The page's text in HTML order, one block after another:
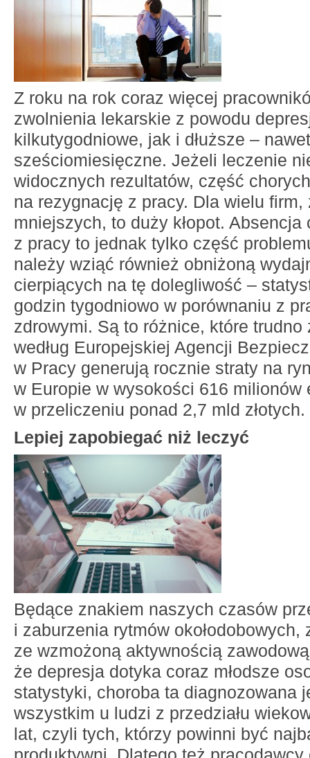
Z roku na rok coraz więcej
zwolnienia lekarskie z powodu
kilkutygodniowe, jak i dłuższe – nawet
sześciomiesięczne. Jeżeli leczenie
widocznych rezultatów, część
na rezygnację z pracy. Dla wielu firm,
mniejszych, to duży kłopot. Absencja
z pracy to jednak tylko część
należy wziąć również obniżoną
cierpiących na tę dolegliwość –
godzin tygodniowo w porównaniu z
zdrowymi. Są to różnice, które trudno
według Europejskiej Agencji
w Pracy generują rocznie straty na
w Europie w wysokości 616 milionów
w przeliczeniu ponad 2,7 mld złotych.
Lepiej zapobiegać niż leczyć
Będące znakiem naszych czasów
i zaburzenia rytmów okołodobowych,
ze wzmożoną aktywnością
że depresja dotyka coraz młodsze
statystyki, choroba ta diagnozowana
wszystkim u ludzi z przedziału
lat, czyli tych, którzy powinni być